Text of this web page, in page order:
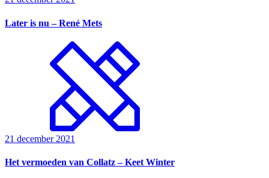
Later is nu – René Mets
21 december 2021
Het vermoeden van Collatz – Keet Winter